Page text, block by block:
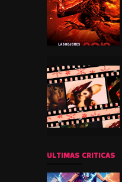
ULTIMAS CRITICAS